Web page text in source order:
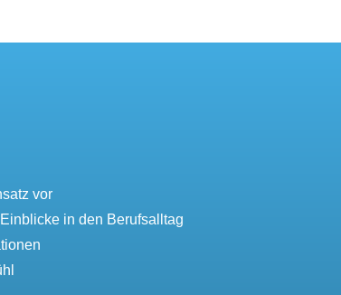
vor
in den Berufsalltag